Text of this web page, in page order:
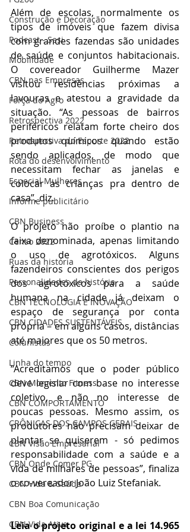
Construção e Decoração
Podcast - Sesi
Mobilidade
CBN nas Empresas
Força do Agro
Retrospectiva 2022
Retrospectiva do Esporte 2022
Rota do desenvolvimento
Especial Mulheres
Informe publicitário
CBN Business
Censo 2022
Ruas da história
Personalidades da história
CBN TECNOLOGIA E INOVAÇÃO
CBN CIDADES SUSTENTÁVEIS
Colunistas
Linha do tempo
CBN Momento Fitness
CBN COMPORTAMENTO
CRÔNICAS DOS CAMPOS GERAIS
CBN Visão Empresarial
CBN Onde Comer PG
CBN Vida & Saúde
CBN Boa Comunicação
CBN Vida Ativa
Além de escolas, normalmente os
tipos de imóveis que fazem divisa
com grandes fazendas são unidades
de saúde e conjuntos habitacionais.
O covereador Guilherme Mazer
visitou residências próximas a
lavouras e atestou a gravidade da
situação. “As pessoas de bairros
periféricos relatam forte cheiro dos
produtos químicos quando estão
sendo aplicados, de modo que
necessitam fechar as janelas e
colocar as crianças pra dentro de
casa”, diz.
O projeto não proíbe o plantio na
faixa denominada, apenas limitando
o uso de agrotóxicos. Alguns
fazendeiros conscientes dos perigos
dos agrotóxicos para a saúde
humana na cidade já deixam o
espaço de segurança por conta
própria – em alguns casos, distâncias
até maiores que os 50 metros.
“Acreditamos que o poder público
deve legislar com base no interesse
coletivo, e não no interesse de
poucas pessoas. Mesmo assim, os
produtores não precisam deixar de
plantar se quiserem - só pedimos
responsabilidade com a saúde e a
vida de milhares de pessoas”, finaliza
o co-vereador João Luiz Stefaniak.
Leia o projeto original e a lei 14.965